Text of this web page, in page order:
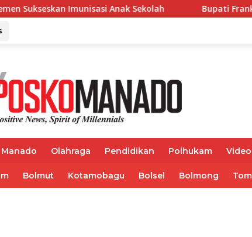
Sekolah Bupati Franky Wongkar Tinjau Lokasi
Manado Olahraga Pendidikan Polhukam Video
Bolmut Kotamobagu Bolsel Bolmong